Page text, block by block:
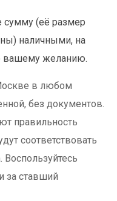
сумму (её размер
наличными, на
вашему желанию.
в любом
без документов.
правильность
соответствовать
за ставший